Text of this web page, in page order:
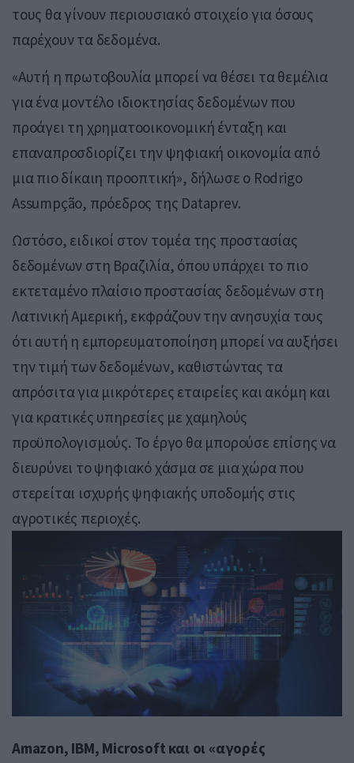
τους θα γίνουν περιουσιακό στοιχείο για όσους
παρέχουν τα δεδομένα.
«Αυτή η πρωτοβουλία μπορεί να θέσει τα θεμέλια
για ένα μοντέλο ιδιοκτησίας δεδομένων που
προάγει τη χρηματοοικονομική ένταξη και
επαναπροσδιορίζει την ψηφιακή οικονομία από
μια πιο δίκαιη προοπτική», δήλωσε ο Rodrigo
Assumpção, πρόεδρος της Dataprev.
Ωστόσο, ειδικοί στον τομέα της προστασίας
δεδομένων στη Βραζιλία, όπου υπάρχει το πιο
εκτεταμένο πλαίσιο προστασίας δεδομένων στη
Λατινική Αμερική, εκφράζουν την ανησυχία τους
ότι αυτή η εμπορευματοποίηση μπορεί να αυξήσει
την τιμή των δεδομένων, καθιστώντας τα
απρόσιτα για μικρότερες εταιρείες και ακόμη και
για κρατικές υπηρεσίες με χαμηλούς
προϋπολογισμούς. Το έργο θα μπορούσε επίσης να
διευρύνει το ψηφιακό χάσμα σε μια χώρα που
στερείται ισχυρής ψηφιακής υποδομής στις
αγροτικές περιοχές.
Amazon, IBM, Microsoft και οι «αγορές